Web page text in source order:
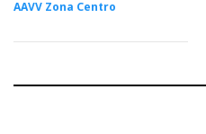
AAVV Zona Centro